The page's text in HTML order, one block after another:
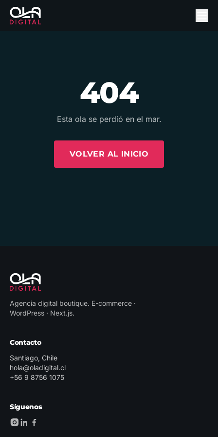
404
Esta ola se perdió en el mar.
VOLVER AL INICIO
Agencia digital boutique. E-commerce ·
WordPress · Next.js.
Contacto
Santiago, Chile
hola@oladigital.cl
+56 9 8756 1075
Síguenos